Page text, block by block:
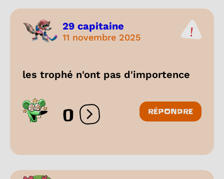
29 capitaine
11 novembre 2025
les trophé n'ont pas d'importence
0 Ouvrir les réactions
RÉPONDRE